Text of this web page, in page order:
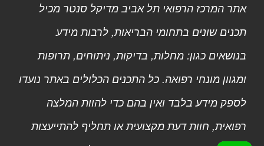
אתר המרכז הרפואי תל אביב מדיקל סנטר מכיל
תכנים שונים בתחומי הבריאות, לרבות מידע
בנושאים כגון: מחלות, בדיקות, ניתוחים, תרופות
ומגוון מונחי רפואה. כל התכנים הכלולים באתר נועדו
לספק מידע בלבד ואין בהם כדי להוות המלצה
רפואית, חוות דעת מקצועית או תחליף להתייעצות